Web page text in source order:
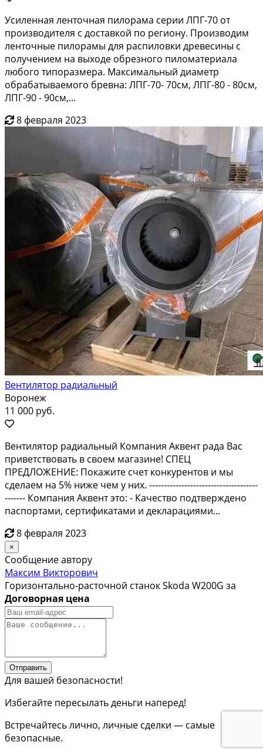
Усиленная ленточная пилорама серии ЛПГ-70 от
производителя с доставкой по региону. Производим
ленточные пилорамы для распиловки древесины с
получением на выходе обрезного пиломатериала
любого типоразмера. Максимальный диаметр
обрабатываемого бревна: ЛПГ-70- 70см, ЛПГ-80 - 80см,
ЛПГ-90 - 90см,...
8 февраля 2023
Вентилятор радиальный
Воронеж
11 000 руб.
Вентилятор радиальный Компания Аквент рада Вас
приветствовать в своем магазине! СПЕЦ
ПРЕДЛОЖЕНИЕ: Покажите счет конкурентов и мы
сделаем на 5% ниже чем у них. -------------------------------------
------- Компания Аквент это: - Качество подтверждено
паспортами, сертификатами и декларациями...
8 февраля 2023
×
Сообщение автору
Максим Викторович
Горизонтально-расточной станок Skoda W200G за
Договорная цена
Отправить
Для вашей безопасности!
Избегайте пересылать деньги наперед!
Встречайтесь лично, личные сделки — самые
безопасные.